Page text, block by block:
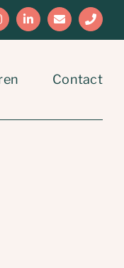
LinkedIn
E-
mail
Phone
Contact